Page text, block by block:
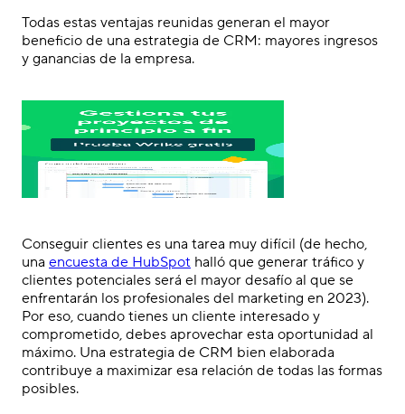
Todas estas ventajas reunidas generan el mayor
beneficio de una estrategia de CRM: mayores ingresos
y ganancias de la empresa.
Conseguir clientes es una tarea muy difícil (de hecho,
una encuesta de HubSpot halló que generar tráfico y
clientes potenciales será el mayor desafío al que se
enfrentarán los profesionales del marketing en 2023).
Por eso, cuando tienes un cliente interesado y
comprometido, debes aprovechar esta oportunidad al
máximo. Una estrategia de CRM bien elaborada
contribuye a maximizar esa relación de todas las formas
posibles.